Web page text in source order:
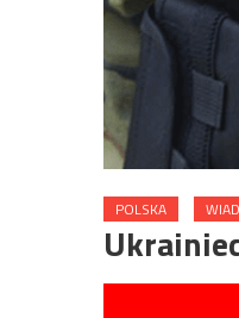
POLSKA